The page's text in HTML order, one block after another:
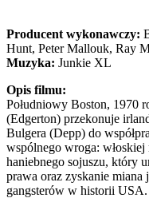
Producent wykonawczy:
Hunt, Peter Mallouk, Ray
Muzyka: Junkie XL
Opis filmu:
Południowy Boston, 1970
(Edgerton) przekonuje
Bulgera (Depp) do
wspólnego wroga:
haniebnego sojuszu, który
prawa oraz zyskanie miana
gangsterów w historii